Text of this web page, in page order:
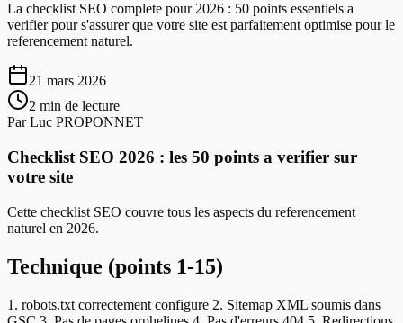
La checklist SEO complete pour 2026 : 50 points essentiels a
verifier pour s'assurer que votre site est parfaitement optimise pour le
referencement naturel.
21 mars 2026
2 min de lecture
ParLuc PROPONNET
Checklist SEO 2026 : les 50 points a verifier sur
votre site
Cette checklist SEO couvre tous les aspects du referencement
naturel en 2026.
Technique (points 1-15)
1. robots.txt correctement configure 2. Sitemap XML soumis dans